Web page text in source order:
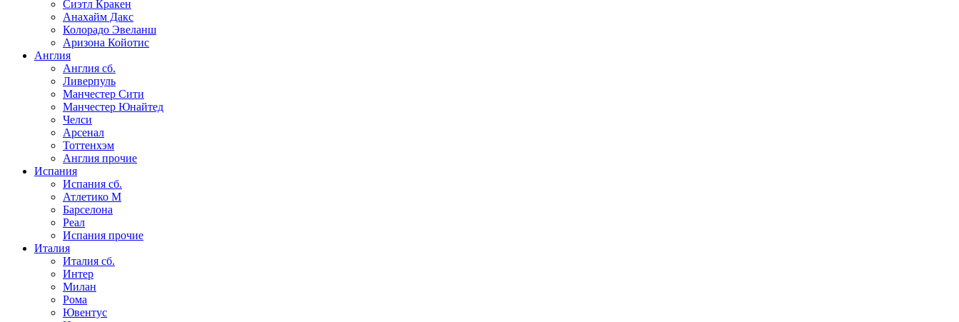
Сиэтл Кракен
Анахайм Дакс
Колорадо Эвеланш
Аризона Койотис
Англия
Англия сб.
Ливерпуль
Манчестер Сити
Манчестер Юнайтед
Челси
Арсенал
Тоттенхэм
Англия прочие
Испания
Испания сб.
Атлетико М
Барселона
Реал
Испания прочие
Италия
Италия сб.
Интер
Милан
Рома
Ювентус